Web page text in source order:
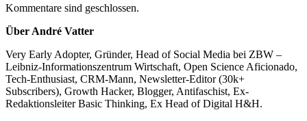
Kommentare sind geschlossen.
Über André Vatter
Very Early Adopter, Gründer, Head of Social Media bei ZBW –
Leibniz-Informationszentrum Wirtschaft, Open Science Aficionado,
Tech-Enthusiast, CRM-Mann, Newsletter-Editor (30k+
Subscribers), Growth Hacker, Blogger, Antifaschist, Ex-
Redaktionsleiter Basic Thinking, Ex Head of Digital H&H.